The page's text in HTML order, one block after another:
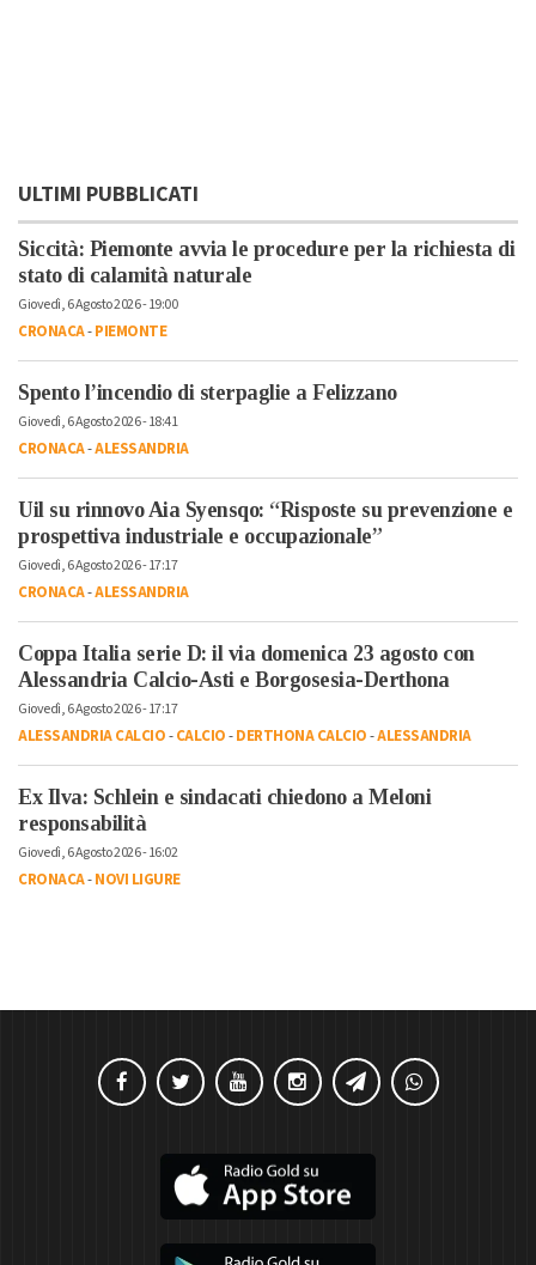
ULTIMI PUBBLICATI
Siccità: Piemonte avvia le procedure per la richiesta di
stato di calamità naturale
Giovedì, 6 Agosto 2026 - 19:00
CRONACA-PIEMONTE
Spento l’incendio di sterpaglie a Felizzano
Giovedì, 6 Agosto 2026 - 18:41
CRONACA-ALESSANDRIA
Uil su rinnovo Aia Syensqo: “Risposte su prevenzione e
prospettiva industriale e occupazionale”
Giovedì, 6 Agosto 2026 - 17:17
CRONACA-ALESSANDRIA
Coppa Italia serie D: il via domenica 23 agosto con
Alessandria Calcio-Asti e Borgosesia-Derthona
Giovedì, 6 Agosto 2026 - 17:17
ALESSANDRIA CALCIO-CALCIO-DERTHONA CALCIO-ALESSANDRIA
Ex Ilva: Schlein e sindacati chiedono a Meloni
responsabilità
Giovedì, 6 Agosto 2026 - 16:02
CRONACA-NOVI LIGURE